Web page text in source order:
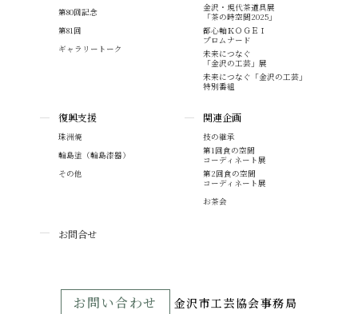
第80回記念
第81回
ギャラリートーク
金沢・現代茶道具展
「茶の時空間2025」
都心軸ＫＯＧＥＩ
プロムナード
未来につなぐ
「金沢の工芸」展
未来につなぐ「金沢の工芸」
特別番組
復興支援
珠洲焼
輪島塗（輪島漆器）
その他
関連企画
技の継承
第1回食の空間
コーディネート展
第2回食の空間
コーディネート展
お茶会
お問合せ
お問い合わせ ⾦沢市⼯芸協会事務局